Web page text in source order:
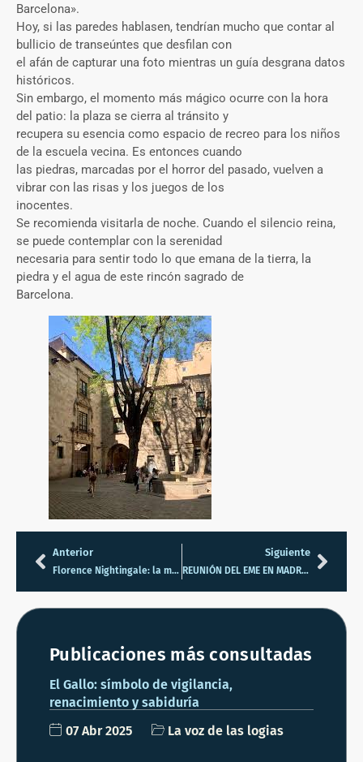
Barcelona».
Hoy, si las paredes hablasen, tendrían mucho que contar al
bullicio de transeúntes que desfilan con
el afán de capturar una foto mientras un guía desgrana datos
históricos.
Sin embargo, el momento más mágico ocurre con la hora
del patio: la plaza se cierra al tránsito y
recupera su esencia como espacio de recreo para los niños
de la escuela vecina. Es entonces cuando
las piedras, marcadas por el horror del pasado, vuelven a
vibrar con las risas y los juegos de los
inocentes.
Se recomienda visitarla de noche. Cuando el silencio reina,
se puede contemplar con la serenidad
necesaria para sentir todo lo que emana de la tierra, la
piedra y el agua de este rincón sagrado de
Barcelona.
Anterior
Florence Nightingale: la mujer que cambió la sanidad
Siguiente
REUNIÓN DEL EME EN MADRID
Publicaciones más consultadas
El Gallo: símbolo de vigilancia,
renacimiento y sabiduría
07 Abr 2025
La voz de las logias